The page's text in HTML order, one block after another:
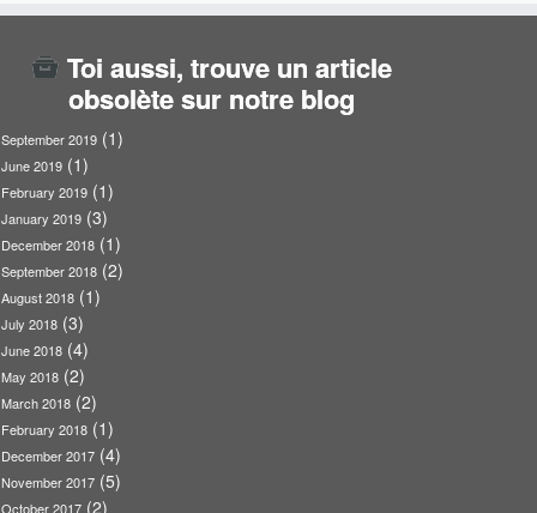
Toi aussi, trouve un article
obsolète sur notre blog
September 2019 (1)
June 2019 (1)
February 2019 (1)
January 2019 (3)
December 2018 (1)
September 2018 (2)
August 2018 (1)
July 2018 (3)
June 2018 (4)
May 2018 (2)
March 2018 (2)
February 2018 (1)
December 2017 (4)
November 2017 (5)
October 2017 (2)